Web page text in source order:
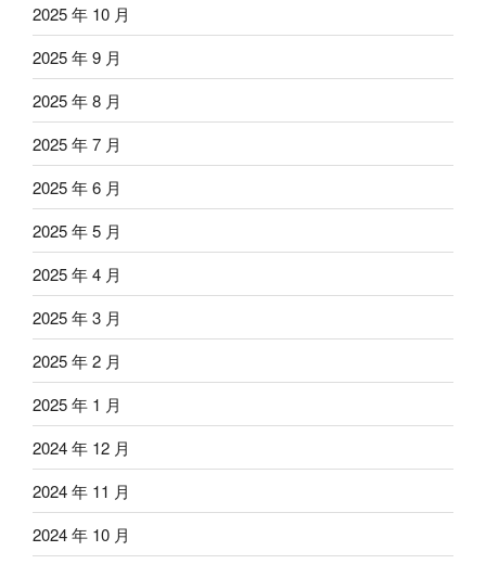
2025 年 10 月
2025 年 9 月
2025 年 8 月
2025 年 7 月
2025 年 6 月
2025 年 5 月
2025 年 4 月
2025 年 3 月
2025 年 2 月
2025 年 1 月
2024 年 12 月
2024 年 11 月
2024 年 10 月